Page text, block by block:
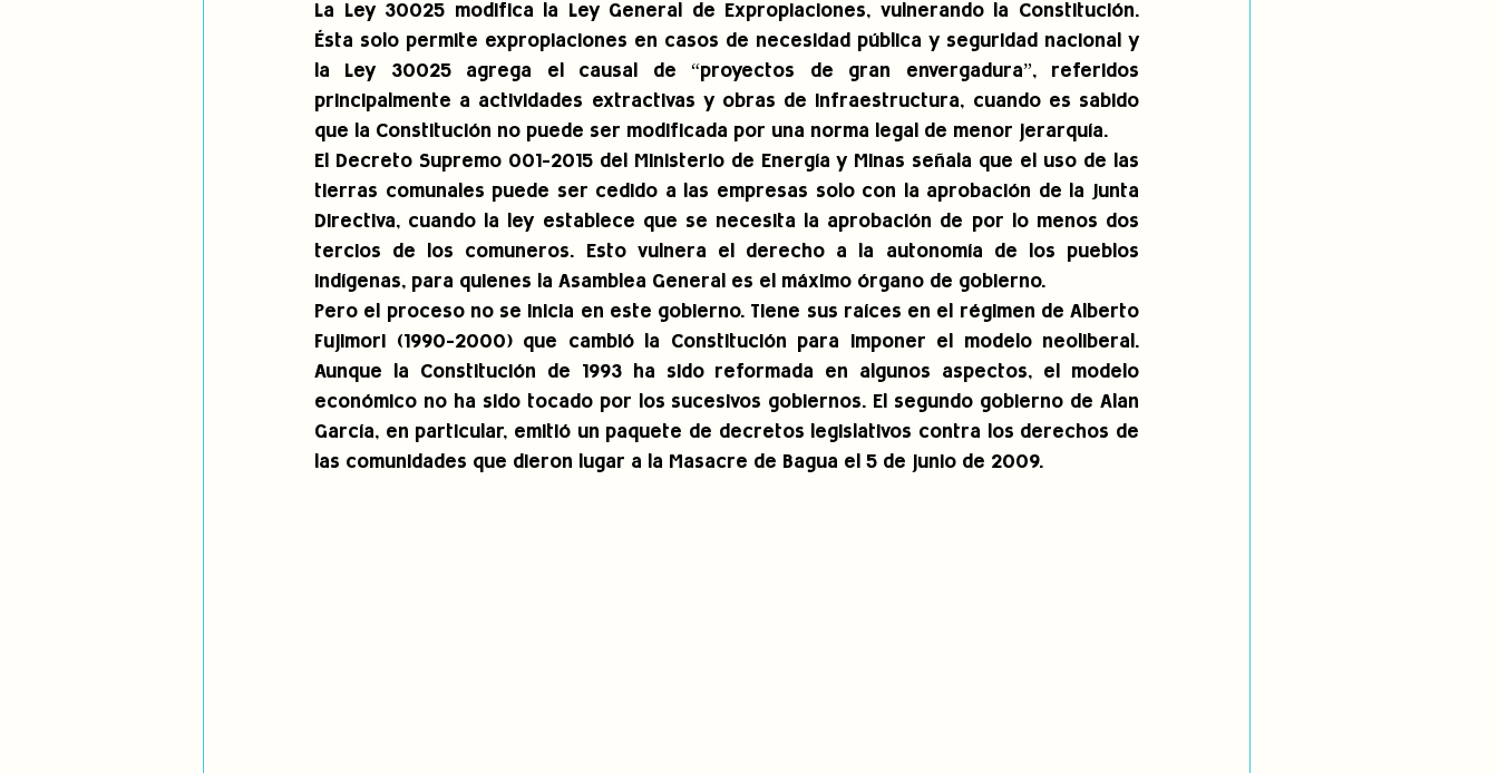
La Ley 30025 modifica la Ley General de Expropiaciones, vulnerando la Constitución.
Ésta solo permite expropiaciones en casos de necesidad pública y seguridad nacional y
la Ley 30025 agrega el causal de “proyectos de gran envergadura”, referidos
principalmente a actividades extractivas y obras de infraestructura, cuando es sabido
que la Constitución no puede ser modificada por una norma legal de menor jerarquía.
El Decreto Supremo 001-2015 del Ministerio de Energía y Minas señala que el uso de las
tierras comunales puede ser cedido a las empresas solo con la aprobación de la Junta
Directiva, cuando la ley establece que se necesita la aprobación de por lo menos dos
tercios de los comuneros. Esto vulnera el derecho a la autonomía de los pueblos
indígenas, para quienes la Asamblea General es el máximo órgano de gobierno.
Pero el proceso no se inicia en este gobierno. Tiene sus raíces en el régimen de Alberto
Fujimori (1990-2000) que cambió la Constitución para imponer el modelo neoliberal.
Aunque la Constitución de 1993 ha sido reformada en algunos aspectos, el modelo
económico no ha sido tocado por los sucesivos gobiernos. El segundo gobierno de Alan
García, en particular, emitió un paquete de decretos legislativos contra los derechos de
las comunidades que dieron lugar a la Masacre de Bagua el 5 de junio de 2009.